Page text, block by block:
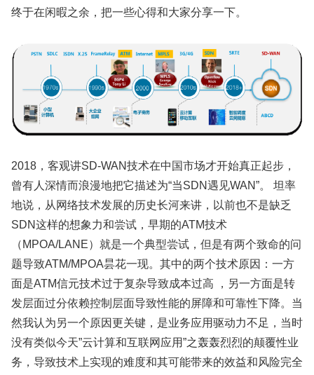
终于在闲暇之余，把一些心得和大家分享一下。
2018，客观讲SD-WAN技术在中国市场才开始真正起步，
曾有人深情而浪漫地把它描述为“当SDN遇见WAN”。 坦率
地说，从网络技术发展的历史长河来讲，以前也不是缺乏
SDN这样的想象力和尝试，早期的ATM技术
（MPOA/LANE）就是一个典型尝试，但是有两个致命的问
题导致ATM/MPOA昙花一现。其中的两个技术原因：一方
面是ATM信元技术过于复杂导致成本过高 ，另一方面是转
发层面过分依赖控制层面导致性能的屏障和可靠性下降。当
然我认为另一个原因更关键，是业务应用驱动力不足，当时
没有类似今天”云计算和互联网应用”之轰轰烈烈的颠覆性业
务，导致技术上实现的难度和其可能带来的效益和风险完全